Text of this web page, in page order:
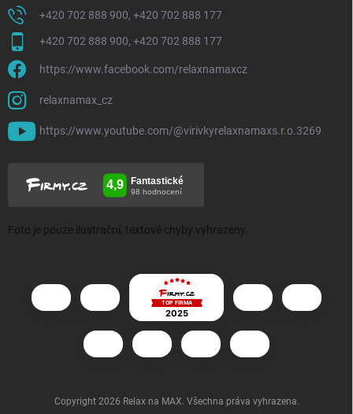
+420 702 888 900, +420 702 888 177
+420 702 888 900, +420 702 888 177
https://www.facebook.com/relaxnamaxcz
relaxnamax_cz
https://www.youtube.com/@virivkyrelaxnamaxs.r.o.3269
Foto je pouze ilustrační, textové chyby vyhrazeny.
Copyright 2026 Relax na MAX. Všechna práva vyhrazena.